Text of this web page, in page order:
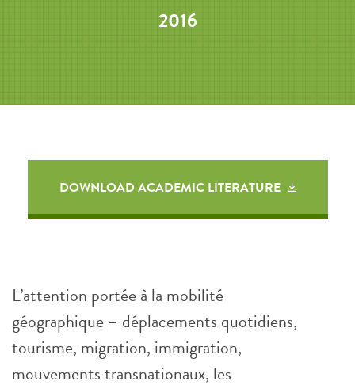
2016
DOWNLOAD ACADEMIC LITERATURE
L’attention portée à la mobilité
géographique – déplacements quotidiens,
tourisme, migration, immigration,
mouvements transnationaux, les